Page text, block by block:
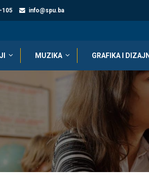
105 info@spu.ba
MUZIKA GRAFIKA I DIZAJN